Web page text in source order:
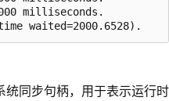
milliseconds.
统同步句柄，用于表示运行时